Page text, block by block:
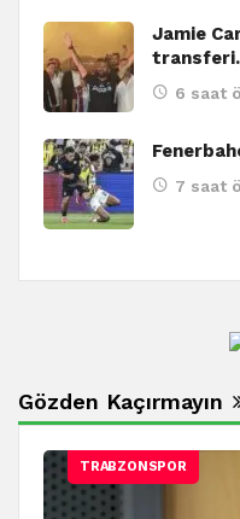
Jamie
6 saat
7 saat
Gözden Kaçırmayın
TRABZONSPOR